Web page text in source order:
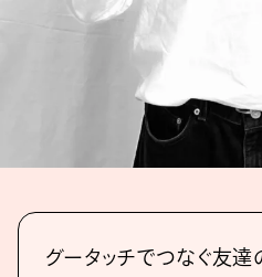
グータッチでつなぐ友